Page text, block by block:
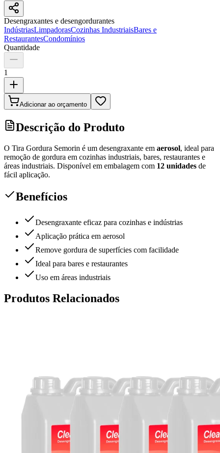
Desengraxantes e desengordurantes
IndústriasLimpadorasCozinhas IndustriaisBares e
RestaurantesCondomínios
Quantidade
1
Adicionar ao orçamento
Descrição do Produto
O Tira Gordura Semorin é um desengraxante em aerosol, ideal para
remoção de gordura em cozinhas industriais, bares, restaurantes e
áreas industriais. Disponível em embalagem com 12 unidades de
fácil aplicação.
Benefícios
Desengraxante eficaz para cozinhas e indústrias
Aplicação prática em aerosol
Remove gordura de superfícies com facilidade
Ideal para bares e restaurantes
Uso em áreas industriais
Produtos Relacionados